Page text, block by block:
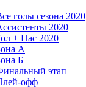
голы сезона 2020
2020
+ Пас 2020
А
Б
этап
офф